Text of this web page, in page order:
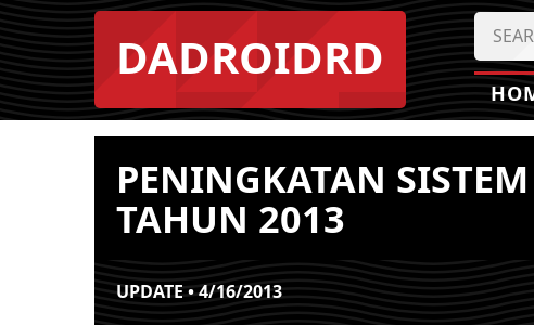
DADROIDRD
PENINGKATAN
TAHUN 2013
UPDATE • 4/16/2013